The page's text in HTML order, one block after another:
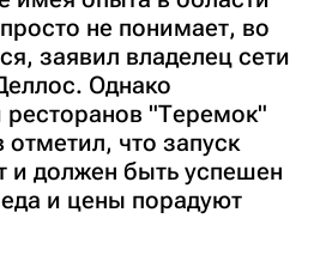
не понимает, во
заявил владелец сети
Однако
ресторанов "Теремок"
что запуск
и должен быть успешен
и цены порадуют